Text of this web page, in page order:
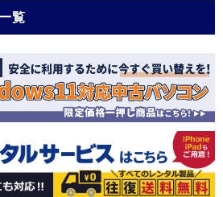
覧